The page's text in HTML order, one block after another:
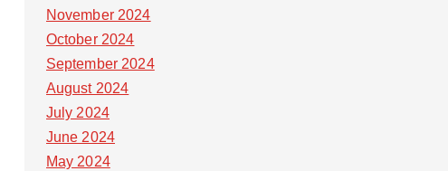
November 2024
October 2024
September 2024
August 2024
July 2024
June 2024
May 2024